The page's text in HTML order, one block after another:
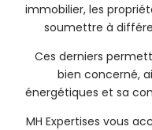
immobilier, les
soumettre à
Ces derniers
bien concerné,
énergétiques et sa
MH Expertises vous